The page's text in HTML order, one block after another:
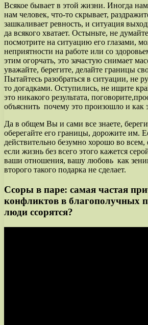
Всякое бывает в этой жизни. Иногда
нам человек, что-то скрывает,
зашкаливает ревность, и ситуация
да всякого хватает. Остыньте, не
посмотрите на ситуацию его глазами,
неприятности на работе или со
этим огорчать, это зачастую снимает
уважайте, берегите, делайте границы
Пытайтесь разобраться в ситуации, не
то догадками. Оступились, не ищите
это никакого результата,
объяснить почему это произошло и как
Да в общем Вы и сами все знаете,
оберегайте его границы, дорожите им.
действительно безумно хорошо во
если жизнь без всего этого кажется
ваши отношения, вашу любовь как
второго такого подарка не сделает.
Ссоры в паре: самая частая
конфликтов в благополучных
люди ссорятся?